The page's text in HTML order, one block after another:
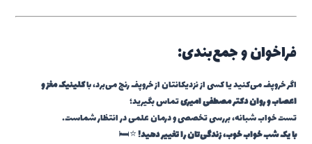
فراخوان و جمع‌بندی:
اگر خروپف می‌کنید یا کسی از نزدیکانتان از خروپف رنج می‌برد، باکلینیک مغز و
اعصاب و روان دکتر مصطفی امیریتماس بگیرید؛
تست خواب شبانه، بررسی تخصصی و درمان علمی در انتظار شماست.
با یک شب خواب خوب، زندگی‌تان را تغییر دهید!⭐️🛏️